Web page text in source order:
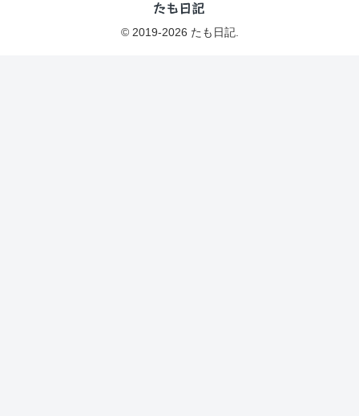
© 2019-2026 たも日記.